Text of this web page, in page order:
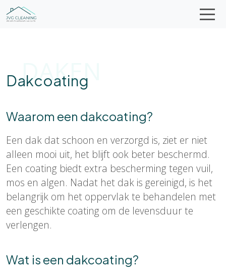
DAKEN
Dakcoating
Waarom een dakcoating?
Een dak dat schoon en verzorgd is, ziet er niet
alleen mooi uit, het blijft ook beter beschermd.
Een coating biedt extra bescherming tegen vuil,
mos en algen. Nadat het dak is gereinigd, is het
belangrijk om het oppervlak te behandelen met
een geschikte coating om de levensduur te
verlengen.
Wat is een dakcoating?